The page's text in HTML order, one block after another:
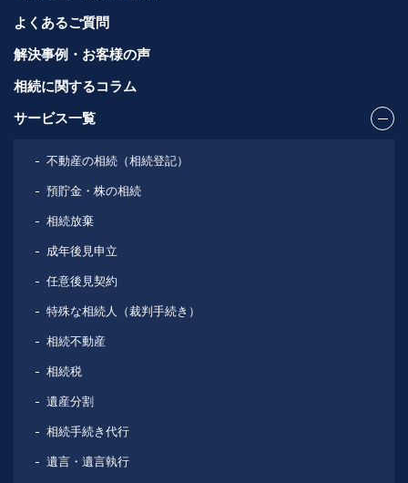
よくあるご質問
解決事例・お客様の声
相続に関するコラム
サービス一覧
不動産の相続（相続登記）
預貯金・株の相続
相続放棄
成年後見申立
任意後見契約
特殊な相続人（裁判手続き）
相続不動産
相続税
遺産分割
相続手続き代行
遺言・遺言執行